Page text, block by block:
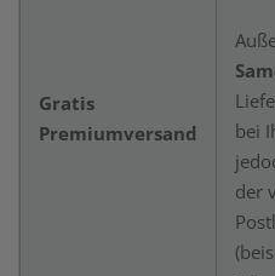
Gratis
Premiumversand
bei
der